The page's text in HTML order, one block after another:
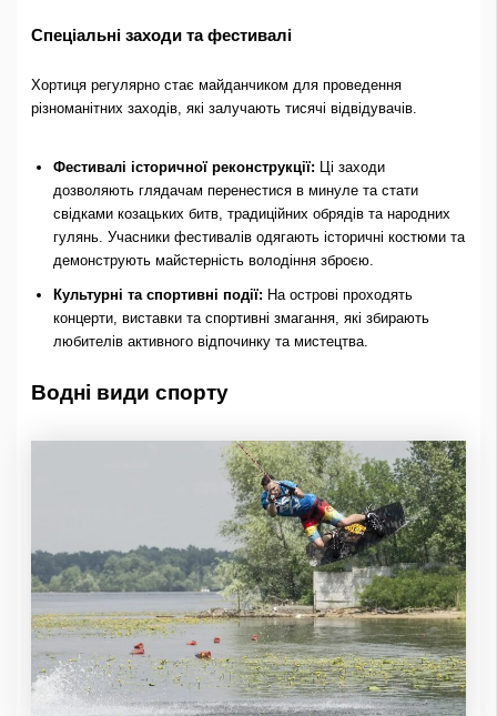
Спеціальні заходи та фестивалі
Хортиця регулярно стає майданчиком для проведення
різноманітних заходів, які залучають тисячі відвідувачів.
Фестивалі історичної реконструкції: Ці заходи
дозволяють глядачам перенестися в минуле та стати
свідками козацьких битв, традиційних обрядів та народних
гулянь. Учасники фестивалів одягають історичні костюми та
демонструють майстерність володіння зброєю.
Культурні та спортивні події: На острові проходять
концерти, виставки та спортивні змагання, які збирають
любителів активного відпочинку та мистецтва.
Водні види спорту